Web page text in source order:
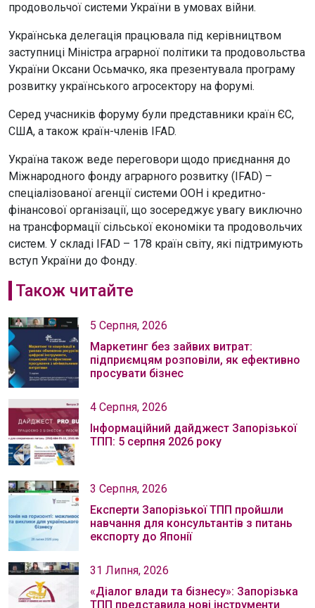
продовольчої системи України в умовах війни.
Українська делегація працювала під керівництвом
заступниці Міністра аграрної політики та продовольства
України Оксани Осьмачко, яка презентувала програму
розвитку українського агросектору на форумі.
Серед учасників форуму були представники країн ЄС,
США, а також країн-членів ІFAD.
Україна також веде переговори щодо приєднання до
Міжнародного фонду аграрного розвитку (IFAD) –
спеціалізованої агенції системи ООН і кредитно-
фінансової організації, що зосереджує увагу виключно
на трансформації сільської економіки та продовольчих
систем. У складі IFAD – 178 країн світу, які підтримують
вступ України до Фонду.
Також читайте
5 Серпня, 2026
Маркетинг без зайвих витрат:
підприємцям розповіли, як ефективно
просувати бізнес
4 Серпня, 2026
Інформаційний дайджест Запорізької
ТПП: 5 серпня 2026 року
3 Серпня, 2026
Експерти Запорізької ТПП пройшли
навчання для консультантів з питань
експорту до Японії
31 Липня, 2026
«Діалог влади та бізнесу»: Запорізька
ТПП представила нові інструменти